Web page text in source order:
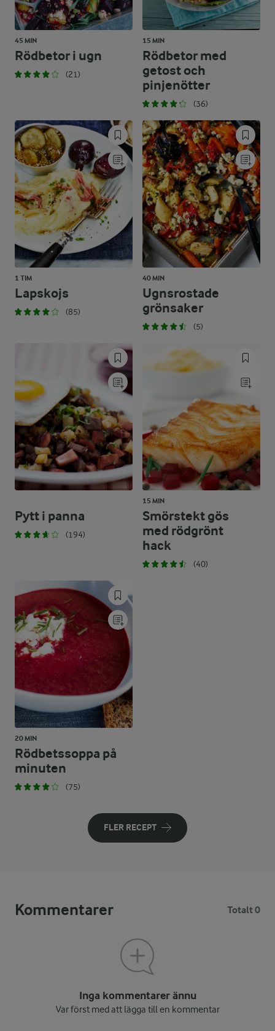
45 MIN
Rödbetor i ugn
(21)
15 MIN
Rödbetor med
getost och
pinjenötter
(36)
1 TIM
Lapskojs
(85)
40 MIN
Ugnsrostade
grönsaker
(5)
Pytt i panna
(194)
15 MIN
Smörstekt gös
med rödgrönt
hack
(40)
20 MIN
Rödbetssoppa på
minuten
(75)
FLER RECEPT
Kommentarer Totalt 0
Inga kommentarer ännu
Var först med att lägga till en kommentar